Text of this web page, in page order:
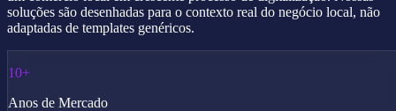
soluções são desenhadas para o contexto real do negócio local, não
adaptadas de templates genéricos.
10+
Anos de Mercado